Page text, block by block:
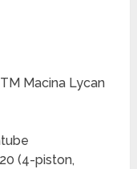
Macina Lycan
(4-piston,